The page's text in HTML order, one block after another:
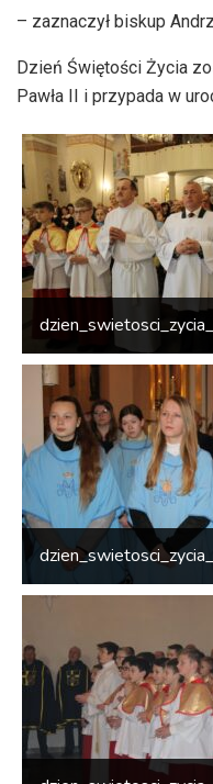
– zaznaczył biskup
Dzień Świętości Życia
Pawła II i przypada w